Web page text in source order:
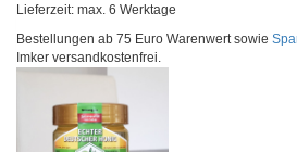
Lieferzeit: max. 6 Werktage
Bestellungen ab 75 Euro Warenwert sowie
Imker versandkostenfrei.